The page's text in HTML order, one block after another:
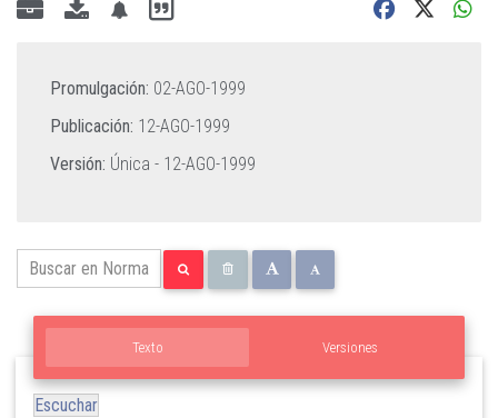
Promulgación: 02-AGO-1999
Publicación: 12-AGO-1999
Versión: Única - 12-AGO-1999
Texto Versiones
Escuchar